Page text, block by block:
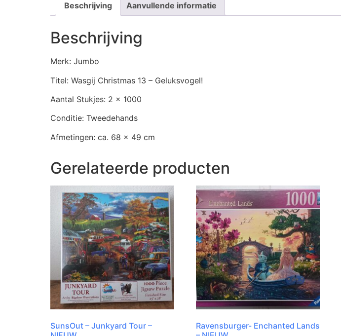
Beschrijving Aanvullende informatie
Beschrijving
Merk: Jumbo
Titel: Wasgij Christmas 13 – Geluksvogel!
Aantal Stukjes: 2 x 1000
Conditie: Tweedehands
Afmetingen: ca. 68 x 49 cm
Gerelateerde producten
SunsOut – Junkyard Tour –
Ravensburger- Enchanted Lands